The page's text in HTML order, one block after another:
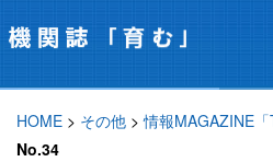
HOME > その他 >情報MAGAZINE「
No.34